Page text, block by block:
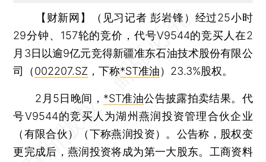
【财新网】（见习记者 彭岩锋） 经过25小时
29分钟、157轮的竞价，代号V9544的竞买人在2
月3日以逾9亿元竞得新疆准东石油技术股份有限公
司（002207.SZ ，下称*ST准油）23.3%股权。
2月5日晚间， *ST准油公告披露拍卖结果。代
号V9544的竞买人为湖州燕润投资管理合伙企业
（有限合伙）（下称燕润投资）。公告称，股权变
更完成后，燕润投资将成为第一大股东。工商资料